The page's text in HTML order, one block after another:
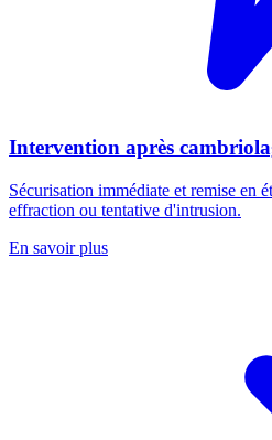
Intervention après
Sécurisation immédiate et remise en
effraction ou tentative d'intrusion.
En savoir plus